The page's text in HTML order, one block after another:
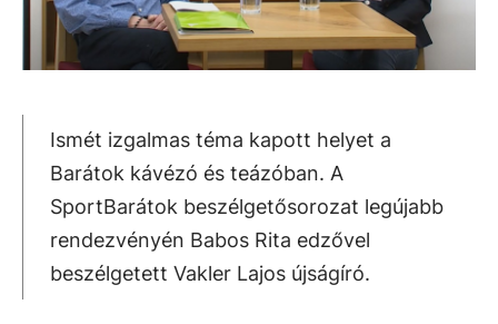
Ismét izgalmas téma kapott helyet a
Barátok kávézó és teázóban. A
SportBarátok beszélgetősorozat legújabb
rendezvényén Babos Rita edzővel
beszélgetett Vakler Lajos újságíró.